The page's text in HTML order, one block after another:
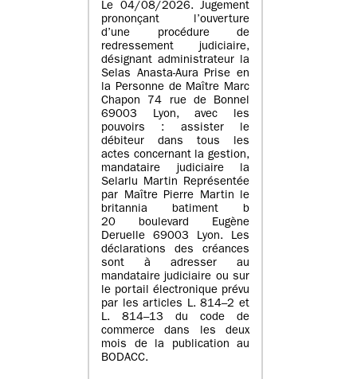
Le 04/08/2026. Jugement
prononçant l’ouverture
d’une procédure de
redressement judiciaire,
désignant administrateur la
Selas Anasta-Aura Prise en
la Personne de Maître Marc
Chapon 74 rue de Bonnel
69003 Lyon, avec les
pouvoirs : assister le
débiteur dans tous les
actes concernant la gestion,
mandataire judiciaire la
Selarlu Martin Représentée
par Maître Pierre Martin le
britannia batiment b
20 boulevard Eugène
Deruelle 69003 Lyon. Les
déclarations des créances
sont à adresser au
mandataire judiciaire ou sur
le portail électronique prévu
par les articles L. 814–2 et
L. 814–13 du code de
commerce dans les deux
mois de la publication au
BODACC.